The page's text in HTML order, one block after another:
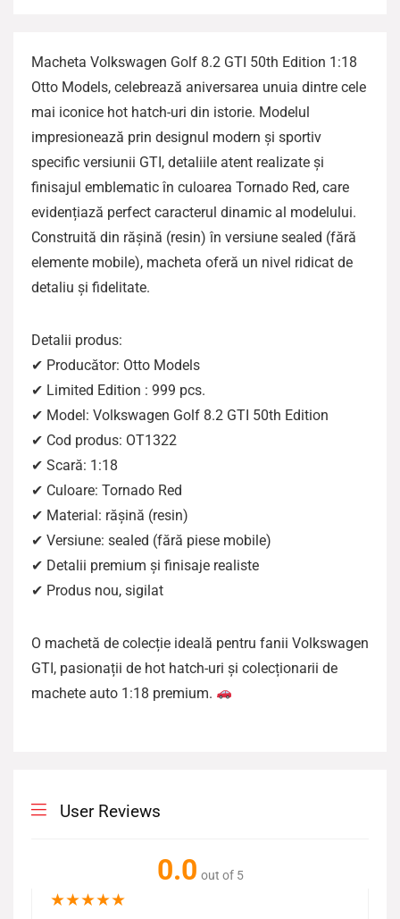
Macheta Volkswagen Golf 8.2 GTI 50th Edition 1:18
Otto Models, celebrează aniversarea unuia dintre cele
mai iconice hot hatch-uri din istorie. Modelul
impresionează prin designul modern și sportiv
specific versiunii GTI, detaliile atent realizate și
finisajul emblematic în culoarea Tornado Red, care
evidențiază perfect caracterul dinamic al modelului.
Construită din rășină (resin) în versiune sealed (fără
elemente mobile), macheta oferă un nivel ridicat de
detaliu și fidelitate.
Detalii produs:
✔ Producător: Otto Models
✔ Limited Edition : 999 pcs.
✔ Model: Volkswagen Golf 8.2 GTI 50th Edition
✔ Cod produs: OT1322
✔ Scară: 1:18
✔ Culoare: Tornado Red
✔ Material: rășină (resin)
✔ Versiune: sealed (fără piese mobile)
✔ Detalii premium și finisaje realiste
✔ Produs nou, sigilat
O machetă de colecție ideală pentru fanii Volkswagen
GTI, pasionații de hot hatch-uri și colecționarii de
machete auto 1:18 premium.
User Reviews
0.0 out of 5
★★★★★